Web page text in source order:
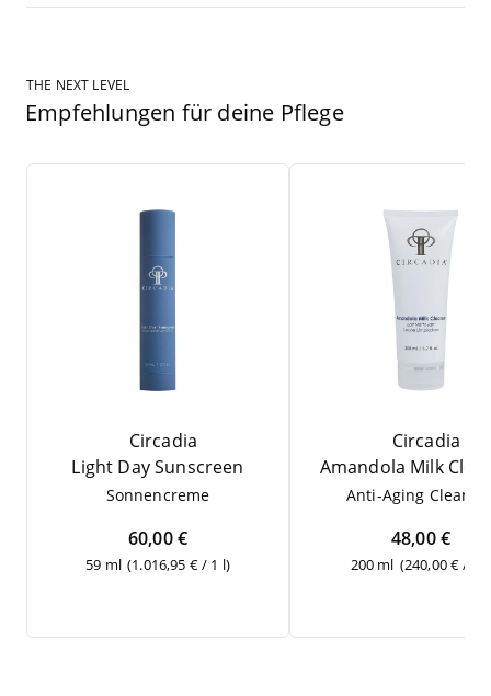
THE NEXT LEVEL
Empfehlungen für deine Pflege
Circadia
Light Day Sunscreen
Son­nen­creme
60,00 €
59 ml (1.016,95 € / 1 l)
Circadia
Aman­do­la Milk
Anti-Aging
48,00 €
200 ml (240,00 € / 1 l)